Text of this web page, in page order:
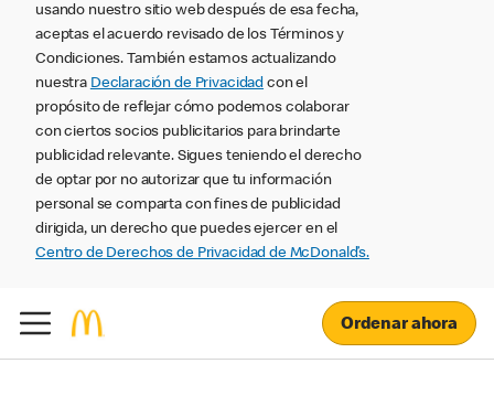
usando nuestro sitio web después de esa fecha,
aceptas el acuerdo revisado de los Términos y
Condiciones. También estamos actualizando
nuestra Declaración de Privacidad con el
propósito de reflejar cómo podemos colaborar
con ciertos socios publicitarios para brindarte
publicidad relevante. Sigues teniendo el derecho
de optar por no autorizar que tu información
personal se comparta con fines de publicidad
dirigida, un derecho que puedes ejercer en el
Centro de Derechos de Privacidad de McDonald’s.
Ordenar ahora